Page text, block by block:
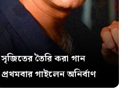
সৃজিতের তৈরি করা গান
প্রথমবার গাইলেন অনির্বাণ